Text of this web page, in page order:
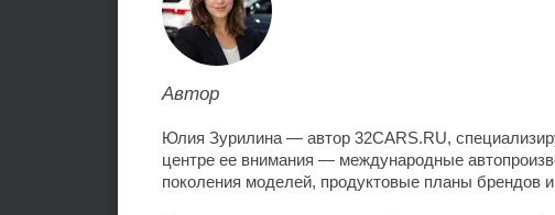
Автор
Юлия Зурилина — автор 32CARS.RU,
центре ее внимания — международные
поколения моделей, продуктовые планы брендов